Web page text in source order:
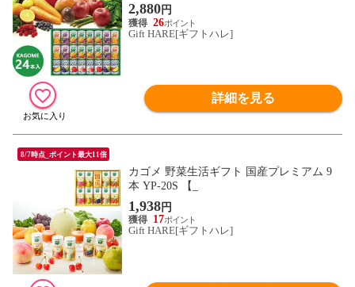
2,880円
26
Gift HARE[ギフトハレ]
詳細を見る
8/7時点_ポイント最大11倍
カゴメ 野菜生活ギフト 国産プレミアム 9
本 YP-20S 【_
1,938円
17
Gift HARE[ギフトハレ]